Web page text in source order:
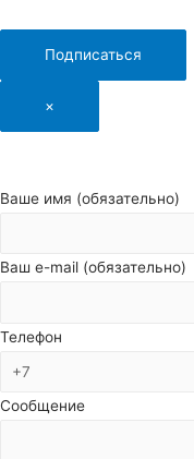
Подписаться
×
Ваше имя (обязательно)
Ваш e-mail (обязательно)
Телефон
Сообщение